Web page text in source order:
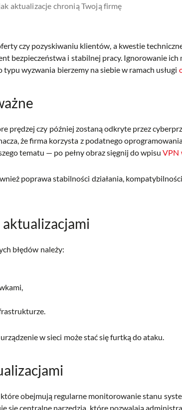
aktualizacje chronią Twoją firmę
czy pozyskiwaniu klientów, a kwestie
bezpieczeństwa i stabilnej pracy. Ignorowanie
wyzwania bierzemy na siebie w ramach usługi
prędzej czy później zostaną odkryte przez
że firma korzysta z podatnego
tematu — po pełny obraz sięgnij do wpisuVPN
poprawa stabilności działania,
aktualizacjami
błędów należy:
w sieci może stać się furtką do ataku.
obejmują regularne monitorowanie stanu
się centralne narzędzia, które pozwalają